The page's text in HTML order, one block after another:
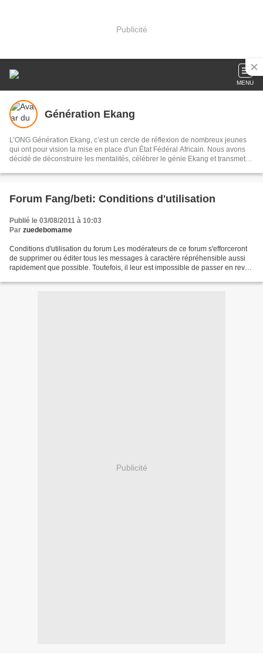
Publicité
MENU
Génération Ekang
L’ONG Génération Ekang, c’est un cercle de réflexion de nombreux jeunes
qui ont pour vision la mise en place d'un État Fédéral Africain. Nous avons
décidé de déconstruire les mentalités, célébrer le génie Ekang et transmettre
avenirs.
Forum Fang/beti: Conditions d'utilisation
Publié le 03/08/2011 à 10:03
Par zuedebomame
Conditions d'utilisation du forum Les modérateurs de ce forum s'efforceront
de supprimer ou éditer tous les messages à caractère répréhensible aussi
rapidement que possible. Toutefois, il leur est impossible de passer en revue
Publicité